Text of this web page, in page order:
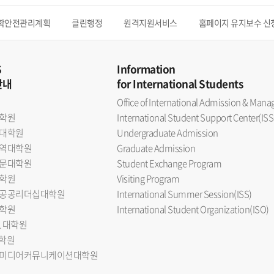
안전관리계획 클린행정 원격지원서비스 홈페이지 유지보수 신
원
학원
대학원
대학원
원
공리더십대학원
원
학원
원
디어커뮤니케이션대학원
Information
for International Students
Office of International Admission &
International Student Support
Undergraduate Admission
Graduate Admission
Student Exchange Program
Visiting Program
International Summer Session(ISS)
International Student Organization(ISO)